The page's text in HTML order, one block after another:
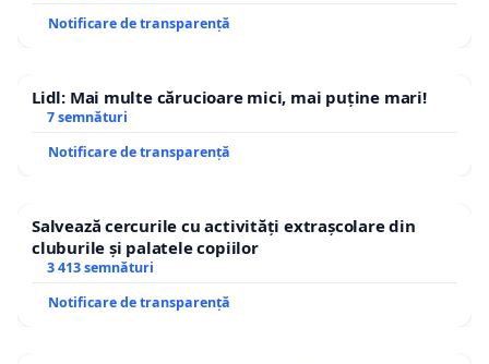
Notificare de transparență
Lidl: Mai multe cărucioare mici, mai puține mari!
7 semnături
Notificare de transparență
Salvează cercurile cu activități extrașcolare din
cluburile și palatele copiilor
3 413 semnături
Notificare de transparență